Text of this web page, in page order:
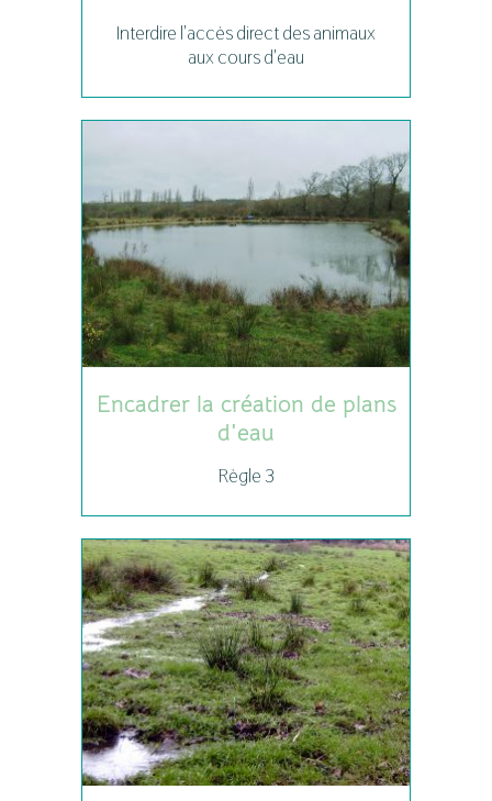
Interdire l'accès direct des animaux
aux cours d'eau
Encadrer la création de plans
d'eau
Règle 3